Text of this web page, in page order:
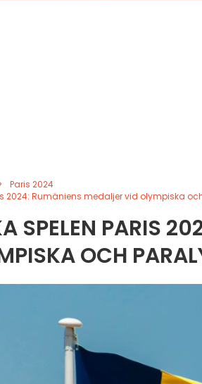
Paris 2024
2024: Rumäniens medaljer vid olympiska
SPELEN PARIS
OCH